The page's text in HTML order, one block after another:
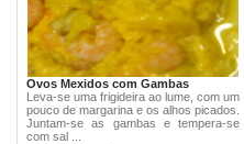
Ovos Mexidos com Gambas
Leva-se uma frigideira ao lume, com um
pouco de margarina e os alhos picados.
Juntam-se as gambas e tempera-se
com sal ...